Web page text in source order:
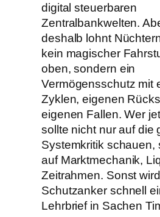
digital steuerbaren
Zentralbankwelten.
deshalb lohnt
kein magischer
oben, sondern ein
Vermögensschutz mit
Zyklen, eigenen
eigenen Fallen. Wer
sollte nicht nur auf die
Systemkritik schauen,
auf Marktmechanik,
Zeitrahmen. Sonst
Schutzanker schnell
Lehrbrief in Sachen